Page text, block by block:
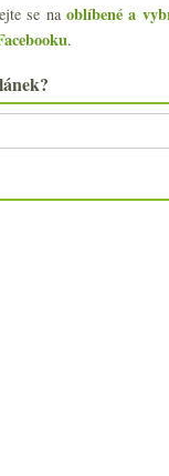
se naoblíbené a
.